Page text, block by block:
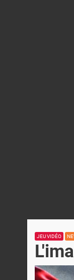
JEU VIDÉO